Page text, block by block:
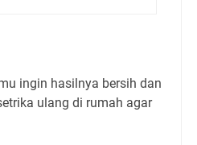
ingin hasilnya bersih dan
ulang di rumah agar